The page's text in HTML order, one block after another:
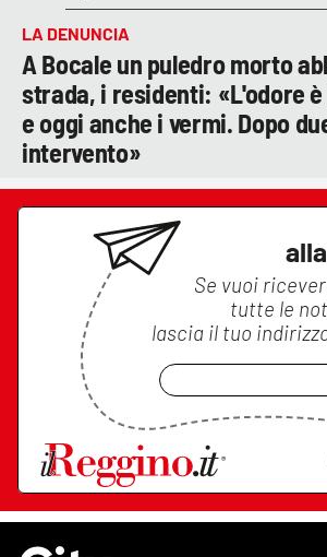
LA DENUNCIA
A Bocale un puledro morto
strada, i residenti: «L'odore
e oggi anche i vermi. Dopo
intervento»
Se vuoi
tutte le
lascia il tuo